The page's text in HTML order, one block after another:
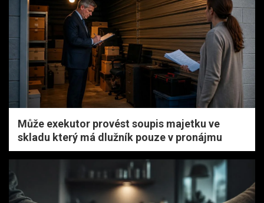
Může exekutor provést soupis majetku ve
skladu který má dlužník pouze v pronájmu